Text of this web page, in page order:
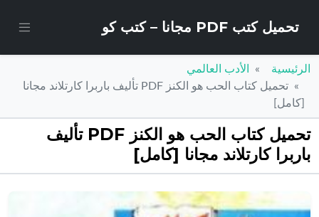
تحميل كتب PDF مجانا – كتب كو
الرئيسية
الأدب العالمي
تحميل كتاب الحب هو الكنز PDF تأليف باربرا كارتلاند مجانا
[كامل]
تحميل كتاب الحب هو الكنز PDF تأليف
باربرا كارتلاند مجانا [كامل]